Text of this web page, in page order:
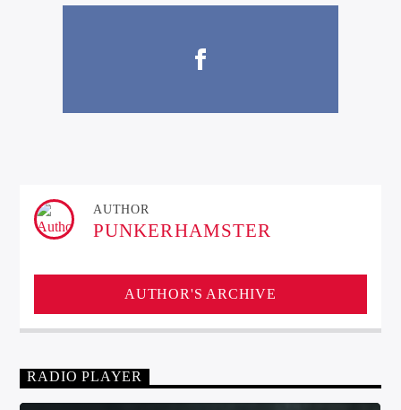
AUTHOR
PUNKERHAMSTER
AUTHOR'S ARCHIVE
RADIO PLAYER